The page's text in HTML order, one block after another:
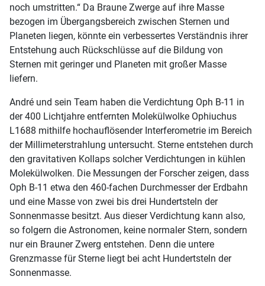
noch umstritten.“ Da Braune Zwerge auf ihre Masse
bezogen im Übergangsbereich zwischen Sternen und
Planeten liegen, könnte ein verbessertes Verständnis ihrer
Entstehung auch Rückschlüsse auf die Bildung von
Sternen mit geringer und Planeten mit großer Masse
liefern.
André und sein Team haben die Verdichtung Oph B-11 in
der 400 Lichtjahre entfernten Molekülwolke Ophiuchus
L1688 mithilfe hochauflösender Interferometrie im Bereich
der Millimeterstrahlung untersucht. Sterne entstehen durch
den gravitativen Kollaps solcher Verdichtungen in kühlen
Molekülwolken. Die Messungen der Forscher zeigen, dass
Oph B-11 etwa den 460-fachen Durchmesser der Erdbahn
und eine Masse von zwei bis drei Hundertsteln der
Sonnenmasse besitzt. Aus dieser Verdichtung kann also,
so folgern die Astronomen, keine normaler Stern, sondern
nur ein Brauner Zwerg entstehen. Denn die untere
Grenzmasse für Sterne liegt bei acht Hundertsteln der
Sonnenmasse.